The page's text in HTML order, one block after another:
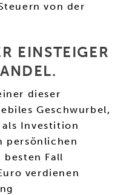
von der
EINSTEIGER
dieser
Geschwurbel,
Investition
persönlichen
Fall
verdienen